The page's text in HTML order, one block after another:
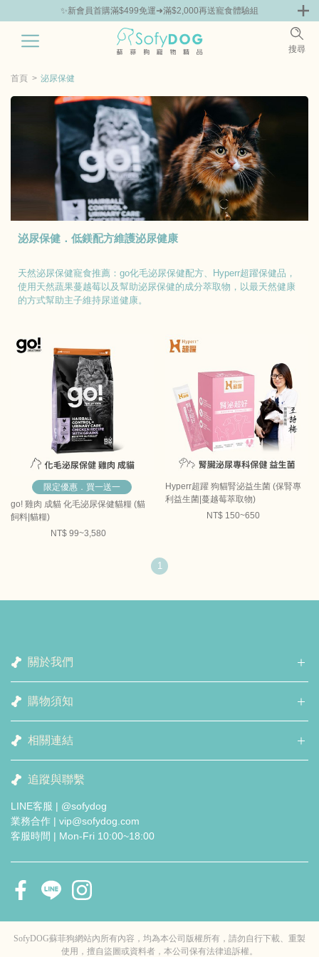
✨新會員首購滿$499免運➜滿$2,000再送寵食體驗組
搜尋
鮮 零食專區
首頁 泌尿保健
泌尿保健．低鎂配方維護泌尿健康
天然泌尿保健寵食推薦：go化毛泌尿保健配方、Hyperr超躍保健品，
使用天然蔬果蔓越莓以及幫助泌尿保健的成分萃取物，以最天然健康
的方式幫助主子維持尿道健康。
限定優惠．買一送一
go! 雞肉 成貓 化毛泌尿保健貓糧 (貓
飼料|貓糧)
NT$ 99~3,580
Hyperr超躍 狗貓腎泌益生菌 (保腎專
利益生菌|蔓越莓萃取物)
NT$ 150~650
1
關於我們
購物須知
相關連結
追蹤與聯繫
LINE客服 | @sofydog
業務合作 | vip@sofydog.com
客服時間 | Mon-Fri 10:00~18:00
SofyDOG蘇菲狗網站內所有內容，均為本公司版權所有，請勿自行下載、重製
使用，擅自盜圖或資料者，本公司保有法律追訴權。